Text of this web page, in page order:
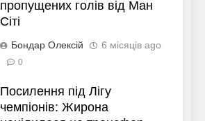
пропущених голів від Ман
Сіті
Бондар Олексій 6 місяців ago
0
Посилення під Лігу
чемпіонів: Жирона